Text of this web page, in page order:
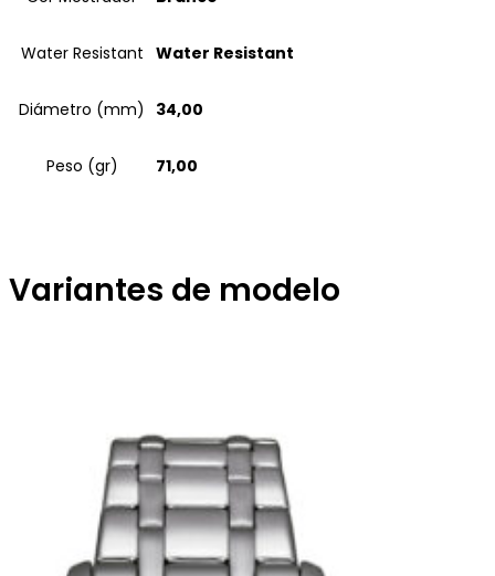
Water Resistant Water Resistant
Diámetro (mm) 34,00
Peso (gr) 71,00
Variantes de modelo